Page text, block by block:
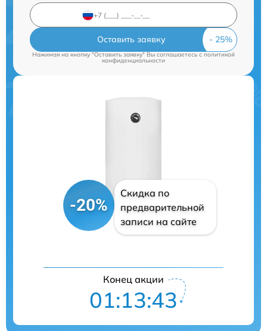
Оставить заявку
Нажимая на кнопку "Оставить заявку" Вы соглашаетесь cполитикой
конфиденциальности
-20%
Скидка по
предварительной
записи на сайте
Конец акции
01:13:42